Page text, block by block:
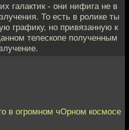
галактик - они нифига не в
То есть в ролике ты
графику, но привязанную к
телескопе полученным
в огромном чОрном космосе